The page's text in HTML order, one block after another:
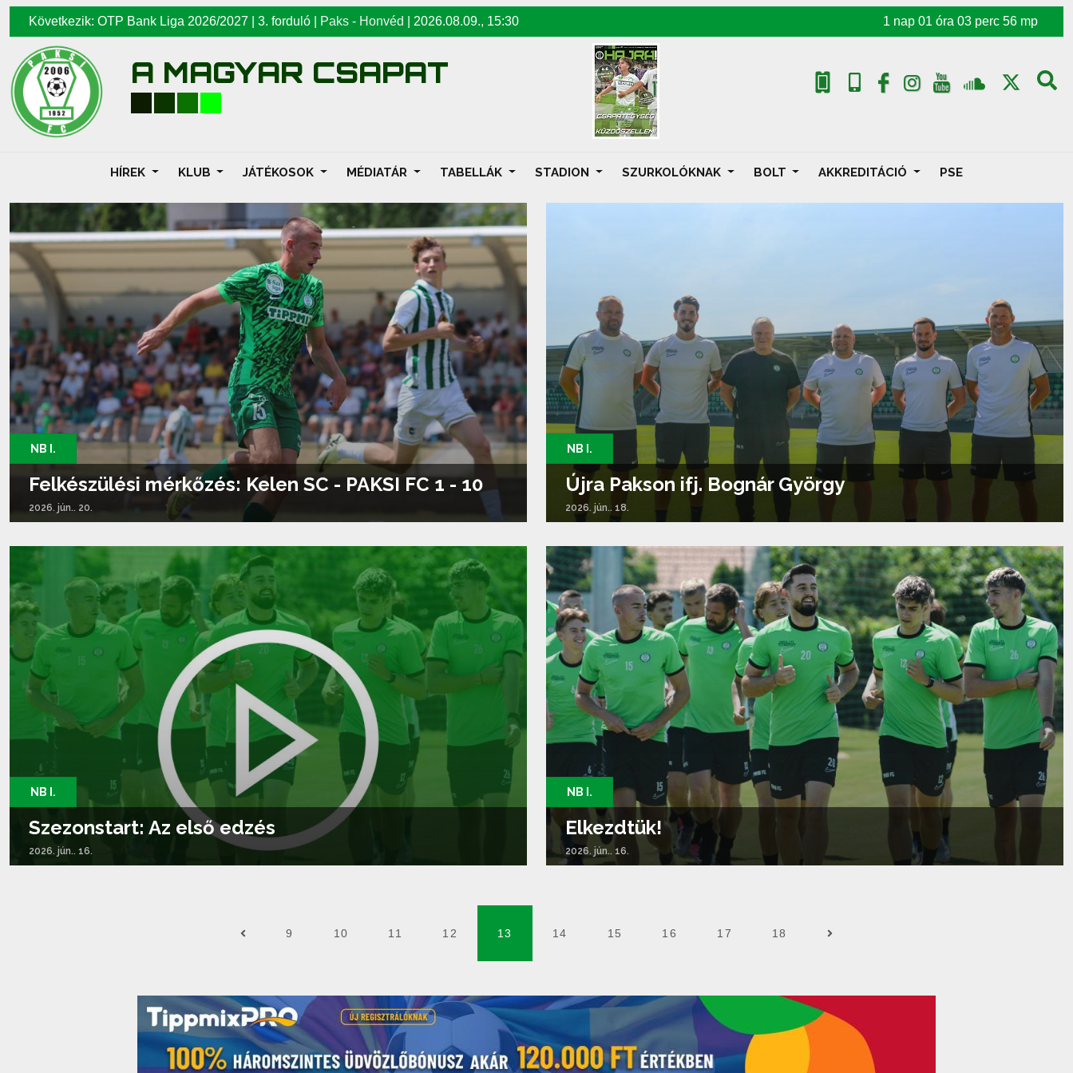
Következik: OTP Bank Liga 2026/2027 | 3. forduló | Paks - Honvéd 2026.08.09., 15:30 1 nap 01 óra 03 perc 55 mp
A MAGYAR CSAPAT
HÍREK KLUB JÁTÉKOSOK MÉDIATÁR TABELLÁK STADION SZURKOLÓKNAK BOLT AKKREDITÁCIÓ PSE
NB I.
Felkészülési mérkőzés: Kelen SC - PAKSI FC 1 - 10
2026. jún.. 20.
NB I.
Újra Pakson ifj. Bognár György
2026. jún.. 18.
NB I.
Szezonstart: Az első edzés
2026. jún.. 16.
NB I.
Elkezdtük!
2026. jún.. 16.
9 10 11 12 13 14 15 16 17 18